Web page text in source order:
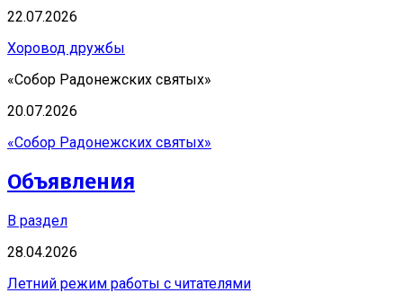
22.07.2026
Хоровод дружбы
«Собор Радонежских святых»
20.07.2026
«Собор Радонежских святых»
Объявления
В раздел
28.04.2026
Летний режим работы с читателями